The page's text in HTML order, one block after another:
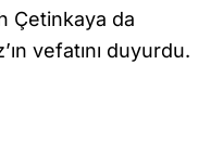
Çetinkaya da
vefatını duyurdu.